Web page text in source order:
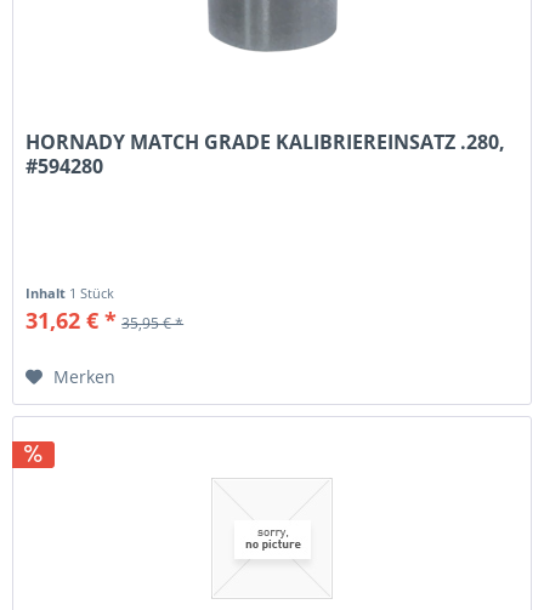
HORNADY MATCH GRADE KALIBRIEREINSATZ .280,
#594280
Inhalt 1 Stück
31,62 € * 35,95 € *
Merken